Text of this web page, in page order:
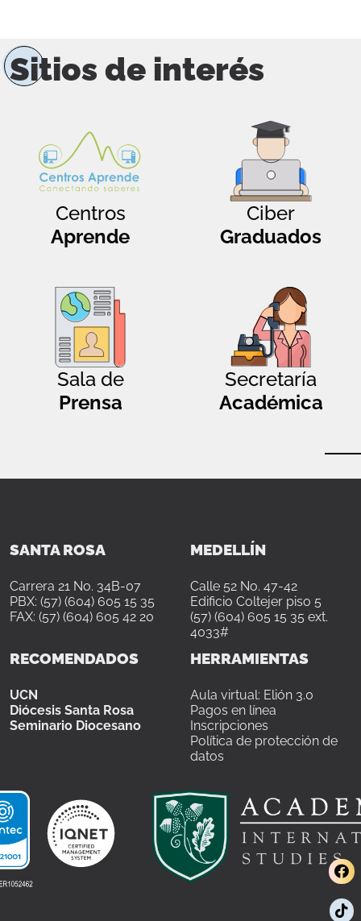
Sitios de interés
Centros
Aprende
Ciber
Graduados
Sala de
Prensa
Secretaría
Académica
SANTA ROSA
Carrera 21 No. 34B-07
PBX: (57) (604) 605 15 35
FAX: (57) (604) 605 42 20
MEDELLÍN
Calle 52 No. 47-42
Edificio Coltejer piso 5
(57) (604) 605 15 35 ext.
4033#
RECOMENDADOS
UCN
Diócesis Santa Rosa
Seminario Diocesano
HERRAMIENTAS
Aula virtual: Elión 3.0
Pagos en línea
Inscripciones
Política de protección de
datos